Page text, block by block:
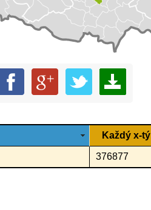
Každý x-tý
376877